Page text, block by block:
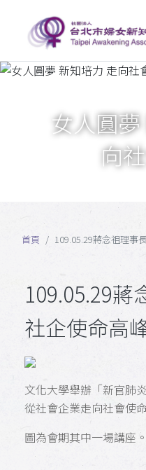
女人圓
向
首頁 109.05.29蔣念祖理事
109.05.29蔣
社企使命高
文化大學舉辦「新官肺
從社會企業走向社會使
圖為會期其中一場講座